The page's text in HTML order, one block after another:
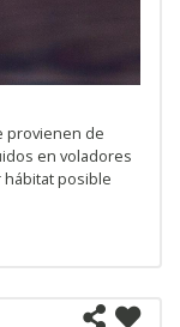
provienen de
en voladores
hábitat posible